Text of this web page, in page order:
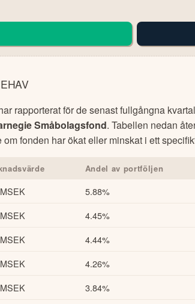
rapporterat för de senast fullgångna
Småbolagsfond. Tabellen nedan
fonden har ökat eller minskat i ett
Andel av portföljen
5.88%
4.45%
4.44%
4.26%
3.84%